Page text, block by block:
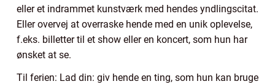
eller et indrammet kunstværk med hendes yndlingscitat.
Eller overvej at overraske hende med en unik oplevelse,
f.eks. billetter til et show eller en koncert, som hun har
ønsket at se.
Til ferien: Lad din: giv hende en ting, som hun kan bruge